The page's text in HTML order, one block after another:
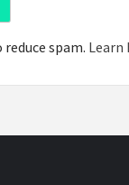
spam. Learn